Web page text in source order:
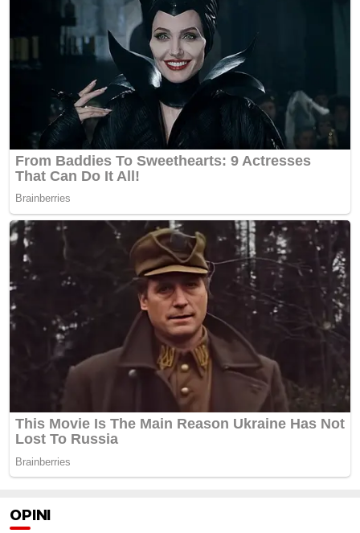
OPINI